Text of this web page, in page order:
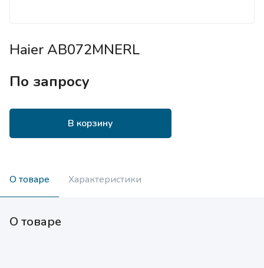
Haier AB072MNERL
По запросу
В корзину
О товаре Характеристики
О товаре